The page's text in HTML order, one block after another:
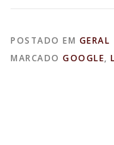
POSTADO EM GERAL
MARCADO GOOGLE,